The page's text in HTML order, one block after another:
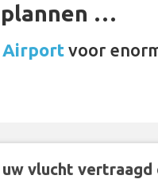
plannen …
Airportvoor
uw vlucht vertraagd